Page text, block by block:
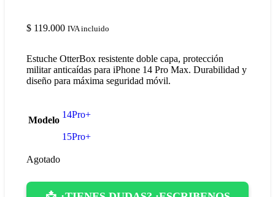
$ 119.000 IVA incluido
Estuche OtterBox resistente doble capa, protección
militar anticaídas para iPhone 14 Pro Max. Durabilidad y
diseño para máxima seguridad móvil.
Modelo
14Pro+
15Pro+
Agotado